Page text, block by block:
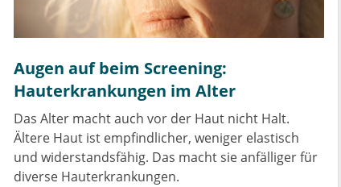
Augen auf beim Screening:
Hauterkrankungen im Alter
Das Alter macht auch vor der Haut nicht Halt.
Ältere Haut ist empfindlicher, weniger elastisch
und widerstandsfähig. Das macht sie anfälliger für
diverse Hauterkrankungen.